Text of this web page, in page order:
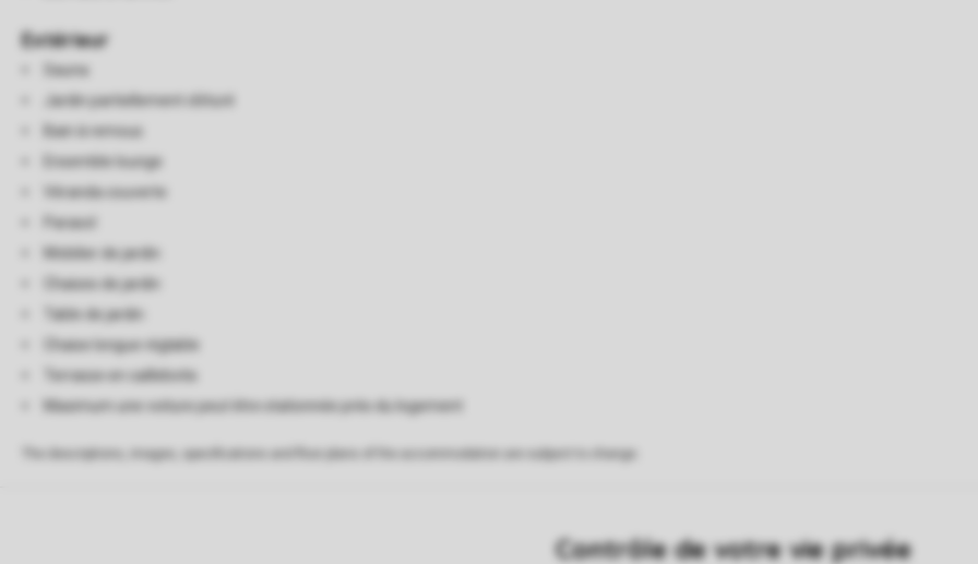
Extérieur
Sauna
Jardin partiellement clôturé
Bain à remous
Ensemble lounge
Véranda couverte
Parasol
Mobilier de jardin
Chaises de jardin
Table de jardin
Chaise longue réglable
Terrasse en caillebotis
Maximum une voiture peut être stationnée près du logement
Contrôle de votre vie privée